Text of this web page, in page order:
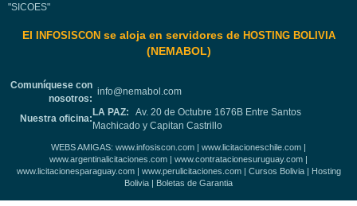
"SICOES"
El INFOSISCONse aloja en servidores de HOSTING BOLIVIA
(NEMABOL)
Comuníquese con
nosotros:
info@nemabol.com
Nuestra oficina:
LA PAZ: Av. 20 de Octubre 1676B Entre Santos
Machicado y Capitan Castrillo
WEBS AMIGAS: www.infosiscon.com | www.licitacioneschile.com |
www.argentinalicitaciones.com | www.contratacionesuruguay.com |
www.licitacionesparaguay.com| www.perulicitaciones.com| Cursos Bolivia| Hosting
Bolivia | Boletas de Garantia